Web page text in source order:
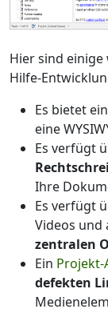
Hier sind
Hilfe-
Es bietet
eine
Es verfügt
Ihre
Es verfügt
Videos und
zentralen
Ein Projekt-
defekten